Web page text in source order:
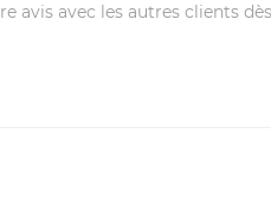
avis avec les autres clients dès